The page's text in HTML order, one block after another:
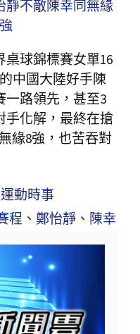
球錦標賽女單16
中國大陸好手陳
一路領先，甚至3
手化解，最終在搶
緣8強，也苦吞對
運動時事
程 、 鄭怡靜 、 陳幸